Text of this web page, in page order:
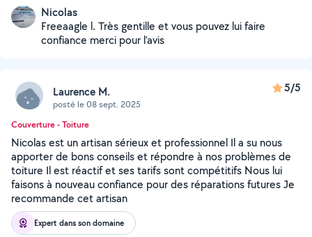
Nicolas
Freeaagle l. Très gentille et vous pouvez lui faire
confiance merci pour l’avis
Laurence M.
posté le 08 sept. 2025
5/5
Couverture - Toiture
Nicolas est un artisan sérieux et professionnel Il a su nous
apporter de bons conseils et répondre à nos problèmes de
toiture Il est réactif et ses tarifs sont compétitifs Nous lui
faisons à nouveau confiance pour des réparations futures Je
recommande cet artisan
Expert dans son domaine